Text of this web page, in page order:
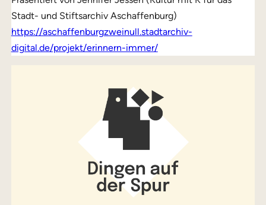
Stadt- und Stiftsarchiv Aschaffenburg)
https://aschaffenburgzweinull.stadtarchiv-
digital.de/projekt/erinnern-immer/